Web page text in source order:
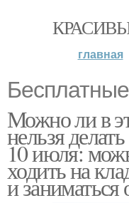
главная
Можно ли в
нельзя
10 июля:
ходить на
и заниматься